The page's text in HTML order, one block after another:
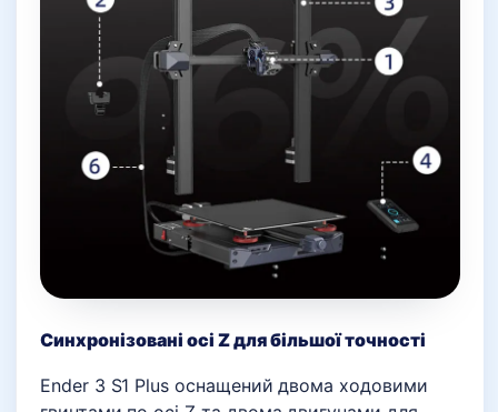
Синхронізовані осі Z для більшої точності
Ender 3 S1 Plus оснащений двома ходовими